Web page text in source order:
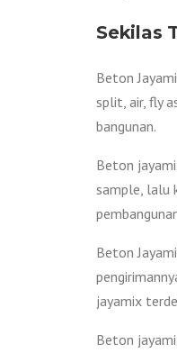
Sekilas
Beton
split, air, fly
bangunan.
Beton
sample, lalu
Beton
jayamix
Beton